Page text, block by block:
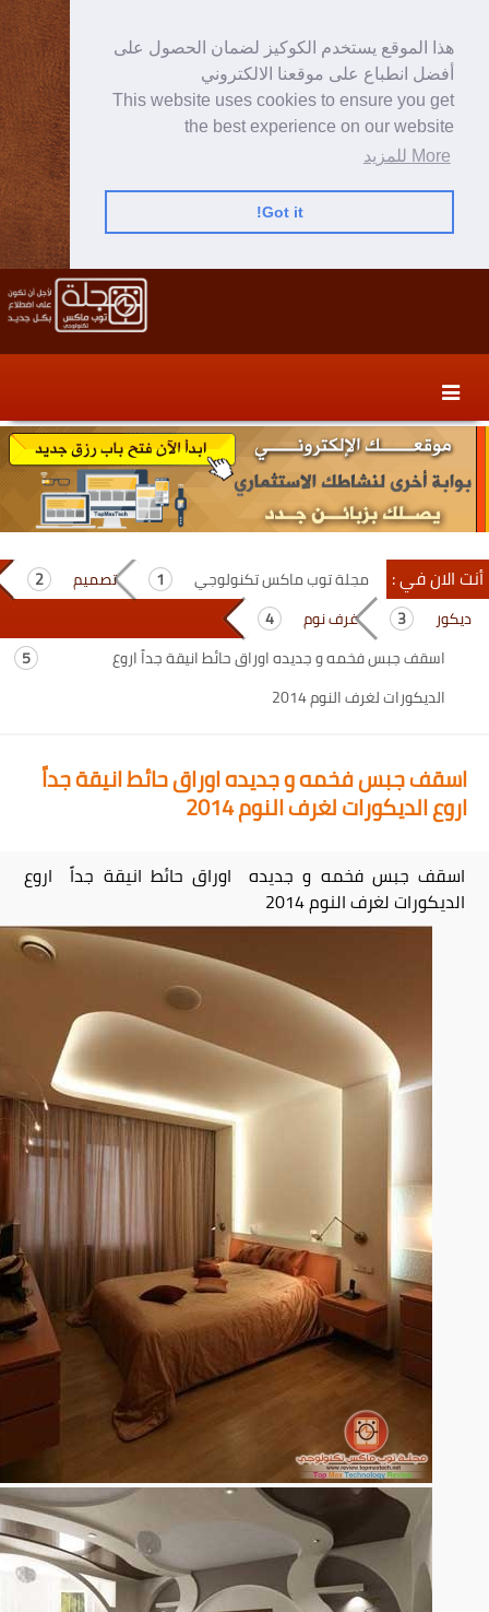
هذا الموقع يستخدم الكوكيز لضمان الحصول على
أفضل انطباع على موقعنا الالكتروني
This website uses cookies to ensure you get
the best experience on our website
More للمزيد
Got it!
content
secondary
content
أنت الان في : مجلة توب ماكس تكنولوجي
تصميم
ديكور
غرف نوم
اسقف جبس فخمه و جديده اوراق حائط انيقة جداً اروع
الديكورات لغرف النوم 2014
اسقف جبس فخمه و جديده اوراق حائط انيقة جداً
اروع الديكورات لغرف النوم 2014
اسقف جبس فخمه و جديده اوراق حائط انيقة جداً اروع
الديكورات لغرف النوم 2014